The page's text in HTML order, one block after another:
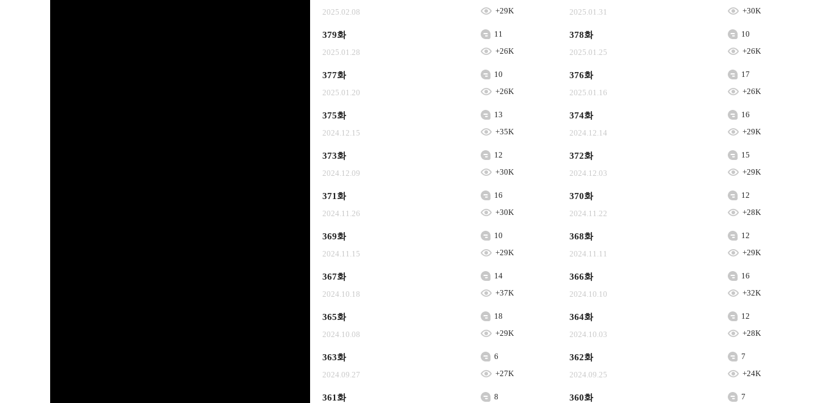
2025.02.08
+29K
2025.01.31
+30K
379화
2025.01.28
11
+26K
378화
2025.01.25
10
+26K
377화
2025.01.20
10
+26K
376화
2025.01.16
17
+26K
375화
2024.12.15
13
+35K
374화
2024.12.14
16
+29K
373화
2024.12.09
12
+30K
372화
2024.12.03
15
+29K
371화
2024.11.26
16
+30K
370화
2024.11.22
12
+28K
369화
2024.11.15
10
+29K
368화
2024.11.11
12
+29K
367화
2024.10.18
14
+37K
366화
2024.10.10
16
+32K
365화
2024.10.08
18
+29K
364화
2024.10.03
12
+28K
363화
2024.09.27
6
+27K
362화
2024.09.25
7
+24K
361화
8
360화
7